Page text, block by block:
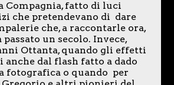
Compagnia, fatto di luci
che pretendevano di dare
che, a raccontarle ora,
passato un secolo. Invece,
Ottanta, quando gli effetti
dal flash fatto a dado
fotografica o quando per